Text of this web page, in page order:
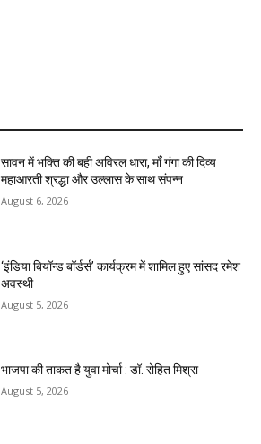
सावन में भक्ति की बही अविरल धारा, माँ गंगा की दिव्य
महाआरती श्रद्धा और उल्लास के साथ संपन्न
August 6, 2026
‘इंडिया बियॉन्ड बॉर्डर्स’ कार्यक्रम में शामिल हुए सांसद रमेश
अवस्थी
August 5, 2026
भाजपा की ताकत है युवा मोर्चा : डॉ. रोहित मिश्रा
August 5, 2026